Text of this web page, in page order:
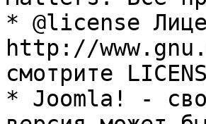
* @license
http://
смотрите
* Joomla! -